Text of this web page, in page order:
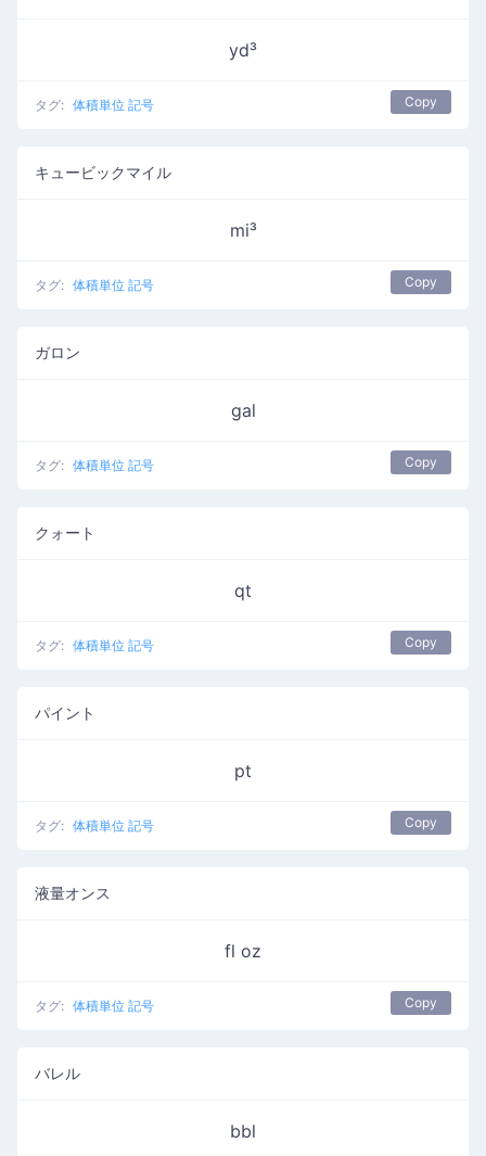
yd³
タグ: 体積単位 記号 Copy
キュービックマイル
mi³
タグ: 体積単位 記号 Copy
ガロン
gal
タグ: 体積単位 記号 Copy
クォート
qt
タグ: 体積単位 記号 Copy
パイント
pt
タグ: 体積単位 記号 Copy
液量オンス
fl oz
タグ: 体積単位 記号 Copy
バレル
bbl